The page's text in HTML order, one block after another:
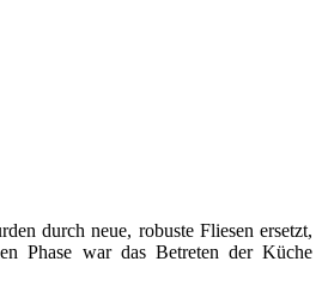
durch neue, robuste Fliesen ersetzt,
Phase war das Betreten der Küche